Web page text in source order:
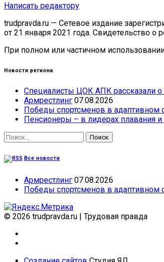
Написать редактору
trudpravda.ru — Сетевое издание
от 21 января 2021 года. Свидетельство
При полном или частичном
Новости региона
Специалисты ЦОК АПК рассказали о
Армрестлинг 07.08.2026
Победы спортсменов в адаптивном
Пенсионеры – в лидерах плавания и
Найти:
Все новости
Армрестлинг 07.08.2026
Победы спортсменов в адаптивном
© 2026 trudpravda.ru | Трудовая правда